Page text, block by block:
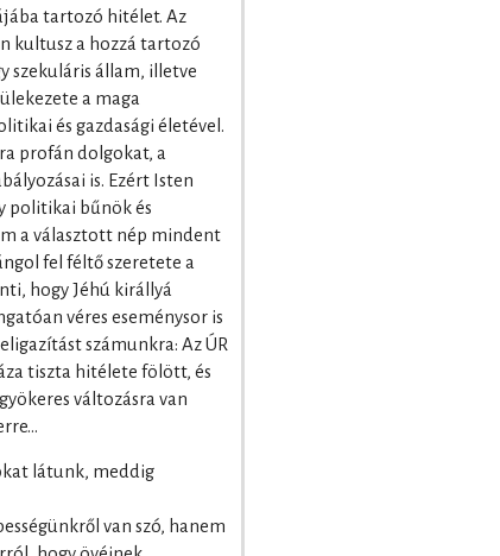
tartozó hitélet. Az
kultusz a hozzá tartozó
szekuláris állam, illetve
a maga
és gazdasági életével.
profán dolgokat, a
is. Ezért Isten
politikai bűnök és
a választott nép mindent
fel féltő szeretete a
hogy Jéhú királlyá
véres eseménysor is
számunkra: Az ÚR
tiszta hitélete fölött, és
változásra van
látunk, meddig
van szó, hanem